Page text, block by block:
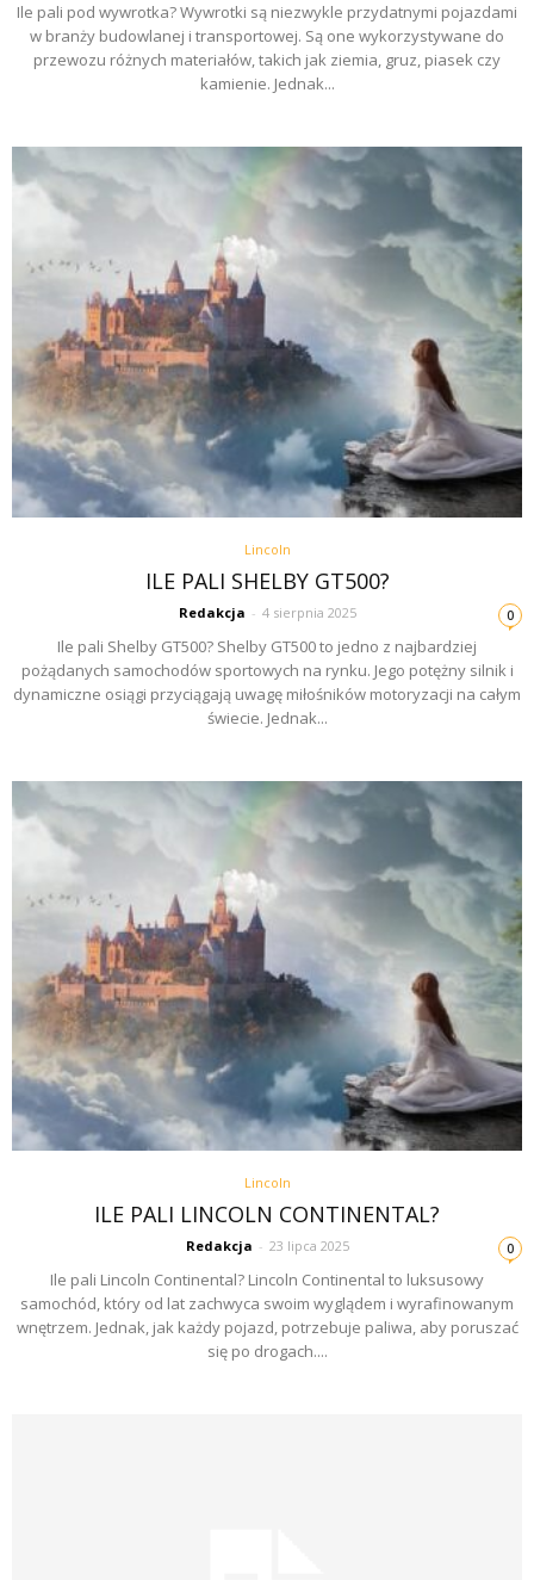
Ile pali pod wywrotka? Wywrotki są niezwykle przydatnymi pojazdami
w branży budowlanej i transportowej. Są one wykorzystywane do
przewozu różnych materiałów, takich jak ziemia, gruz, piasek czy
kamienie. Jednak...
Lincoln
ILE PALI SHELBY GT500?
Redakcja - 4 sierpnia 2025 0
Ile pali Shelby GT500? Shelby GT500 to jedno z najbardziej
pożądanych samochodów sportowych na rynku. Jego potężny silnik i
dynamiczne osiągi przyciągają uwagę miłośników motoryzacji na całym
świecie. Jednak...
Lincoln
ILE PALI LINCOLN CONTINENTAL?
Redakcja - 23 lipca 2025 0
Ile pali Lincoln Continental? Lincoln Continental to luksusowy
samochód, który od lat zachwyca swoim wyglądem i wyrafinowanym
wnętrzem. Jednak, jak każdy pojazd, potrzebuje paliwa, aby poruszać
się po drogach....